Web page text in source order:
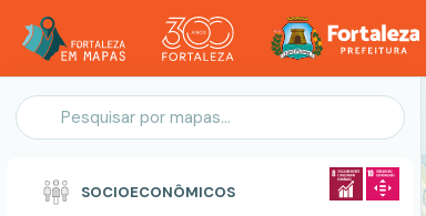
SOCIOECONÔMICOS
Personalização do Mapa